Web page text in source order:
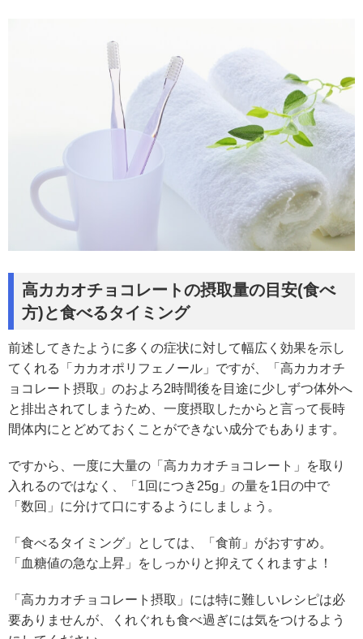
高カカオチョコレートの摂取量の目安(食べ
方)と食べるタイミング
前述してきたように多くの症状に対して幅広く効果を示し
てくれる「カカオポリフェノール」ですが、「高カカオチ
ョコレート摂取」のおよろ2時間後を目途に少しずつ体外へ
と排出されてしまうため、一度摂取したからと言って長時
間体内にとどめておくことができない成分でもあります。
ですから、一度に大量の「高カカオチョコレート」を取り
入れるのではなく、「1回につき25g」の量を1日の中で
「数回」に分けて口にするようにしましょう。
「食べるタイミング」としては、「食前」がおすすめ。
「血糖値の急な上昇」をしっかりと抑えてくれますよ！
「高カカオチョコレート摂取」には特に難しいレシピは必
要ありませんが、くれぐれも食べ過ぎには気をつけるよう